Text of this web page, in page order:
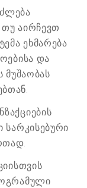
აირჩევთ
ეხმარება
და
მუშაობას
სარკისებური